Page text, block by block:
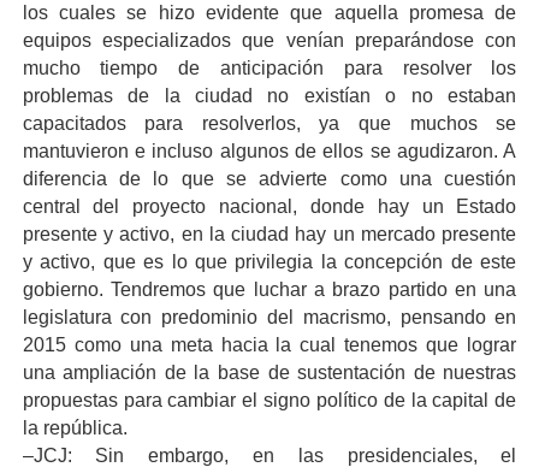
los cuales se hizo evidente que aquella promesa de
equipos especializados que venían preparándose con
mucho tiempo de anticipación para resolver los
problemas de la ciudad no existían o no estaban
capacitados para resolverlos, ya que muchos se
mantuvieron e incluso algunos de ellos se agudizaron. A
diferencia de lo que se advierte como una cuestión
central del proyecto nacional, donde hay un Estado
presente y activo, en la ciudad hay un mercado presente
y activo, que es lo que privilegia la concepción de este
gobierno. Tendremos que luchar a brazo partido en una
legislatura con predominio del macrismo, pensando en
2015 como una meta hacia la cual tenemos que lograr
una ampliación de la base de sustentación de nuestras
propuestas para cambiar el signo político de la capital de
la república.
–JCJ: Sin embargo, en las presidenciales, el